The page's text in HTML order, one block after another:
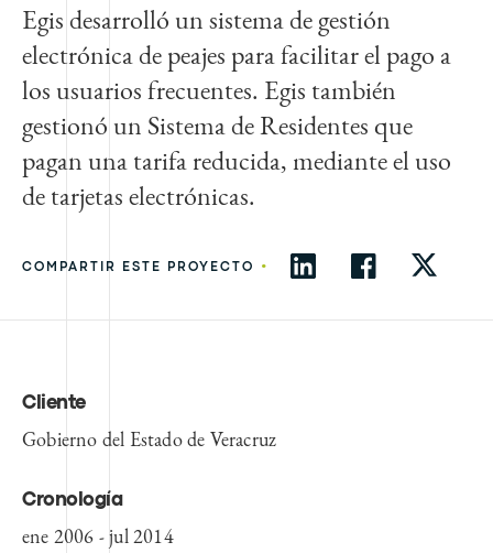
Egis desarrolló un sistema de gestión
electrónica de peajes para facilitar el pago a
los usuarios frecuentes. Egis también
gestionó un Sistema de Residentes que
pagan una tarifa reducida, mediante el uso
de tarjetas electrónicas.
COMPARTIR ESTE PROYECTO •
Cliente
Gobierno del Estado de Veracruz
Cronología
ene 2006 - jul 2014